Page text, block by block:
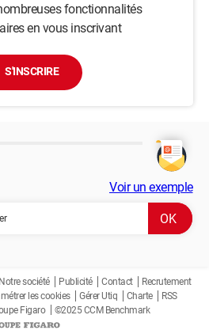
fonctionnalités
en vous inscrivant
S'INSCRIRE
Voir un exemple
Notre société Publicité Contact
Recrutement
les cookies Gérer Utiq Charte
RSS
Figaro ©2025 CCM Benchmark